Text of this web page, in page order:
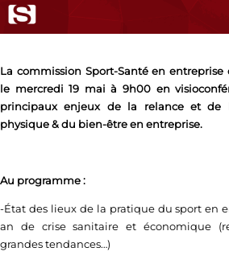
La commission Sport-Santé en entreprise
le mercredi 19 mai à 9h00 en
principaux enjeux de la relance et de
physique & du bien-être en entreprise.
Au programme :
-État des lieux de la pratique du sport en
an de crise sanitaire et économique
grandes tendances…)